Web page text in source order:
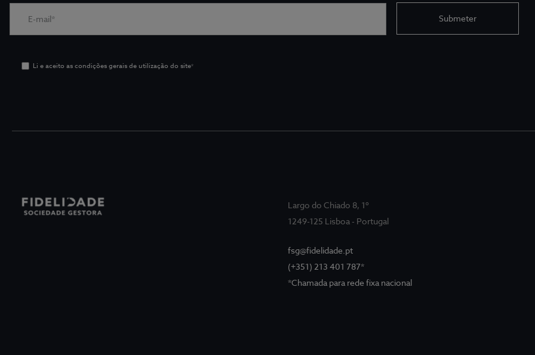
Li e aceito as condições gerais de utilização do site*
Largo do Chiado 8, 1º
1249-125 Lisboa - Portugal
fsg@fidelidade.pt
(+351) 213 401 787*
*Chamada para rede fixa nacional